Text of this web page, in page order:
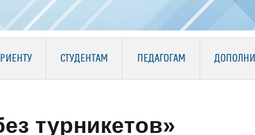
СТУДЕНТАМ ПЕДАГОГАМ
турникетов»